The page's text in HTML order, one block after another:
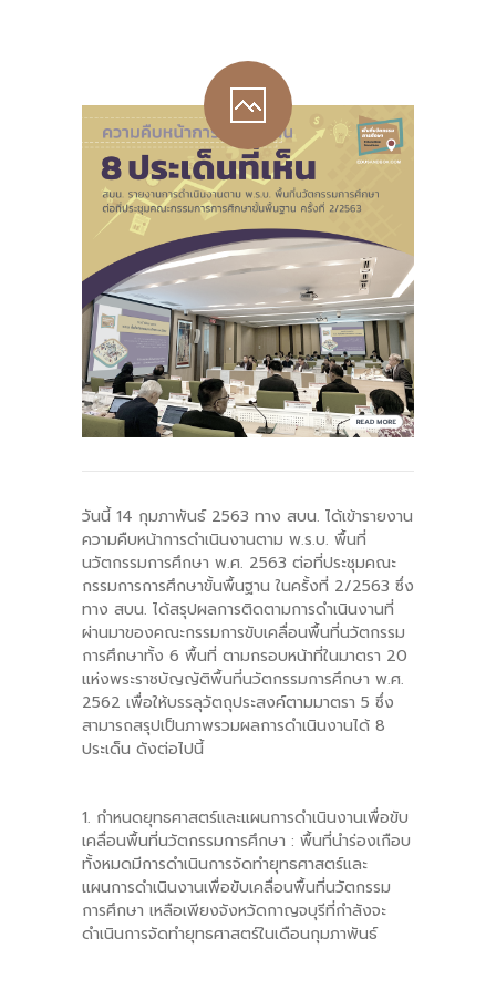
---- ปีการศึกษา 2565
---- ปีการศึกษา 2567
-- รายงานผล กขศ.สพท.
-- เอกสารเผยแพร่
เกี่ยวกับเรา
-- รู้จัก พื้นที่นวัตกรรมการศึกษา
-- คณะกรรมการนโยบายพื้นที่นวัตกรรมการศึกษา
-- คณะอนุกรรมการ 6 คณะ
วันนี้ 14 กุมภาพันธ์ 2563 ทาง สบน. ได้เข้ารายงาน
ความคืบหน้าการดำเนินงานตาม พ.ร.บ. พื้นที่
นวัตกรรมการศึกษา พ.ศ. 2563 ต่อที่ประชุมคณะ
กรรมการการศึกษาขั้นพื้นฐาน ในครั้งที่ 2/2563 ซึ่ง
ทาง สบน. ได้สรุปผลการติดตามการดำเนินงานที่
ผ่านมาของคณะกรรมการขับเคลื่อนพื้นที่นวัตกรรม
การศึกษาทั้ง 6 พื้นที่ ตามกรอบหน้าที่ในมาตรา 20
แห่งพระราชบัญญัติพื้นที่นวัตกรรมการศึกษา พ.ศ.
2562 เพื่อให้บรรลุวัตถุประสงค์ตามมาตรา 5 ซึ่ง
สามารถสรุปเป็นภาพรวมผลการดำเนินงานได้ 8
ประเด็น ดังต่อไปนี้
1. กำหนดยุทธศาสตร์และแผนการดำเนินงานเพื่อขับ
เคลื่อนพื้นที่นวัตกรรมการศึกษา : พื้นที่นำร่องเกือบ
ทั้งหมดมีการดำเนินการจัดทำยุทธศาสตร์และ
แผนการดำเนินงานเพื่อขับเคลื่อนพื้นที่นวัตกรรม
การศึกษา เหลือเพียงจังหวัดกาญจบุรีที่กำลังจะ
ดำเนินการจัดทำยุทธศาสตร์ในเดือนกุมภาพันธ์